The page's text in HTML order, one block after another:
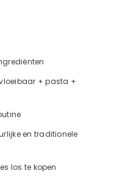
+ pasta +
en traditionele
los te kopen